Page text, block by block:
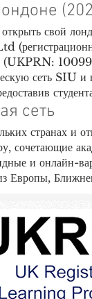
свой
(UKPRN:
сеть SIU и
сеть
странах
сочетающие
и онлайн-
Европы,